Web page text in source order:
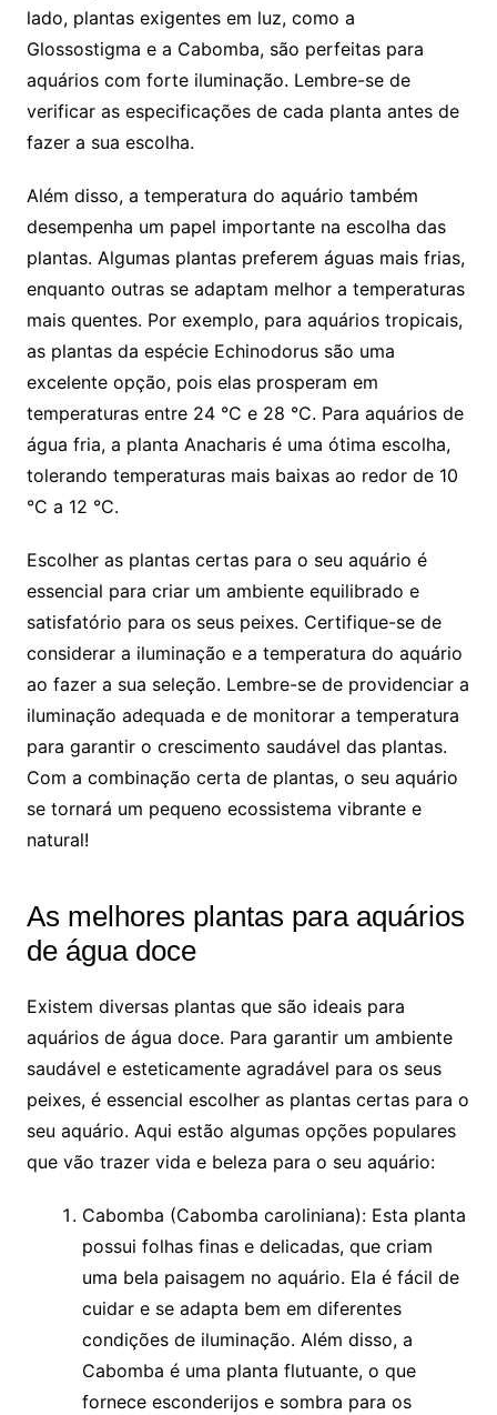
lado, plantas exigentes em luz, como a⁤
Glossostigma e a⁣ Cabomba, são perfeitas para
aquários com ​forte iluminação.⁢ Lembre-se de
verificar as‍ especificações de cada planta antes de
fazer a sua escolha.
Além disso, a temperatura do aquário também
desempenha um ​papel importante na escolha​ das
plantas. Algumas ​plantas⁤ preferem águas mais frias,
enquanto outras ⁣se adaptam melhor a temperaturas
mais quentes. Por exemplo, para aquários tropicais, ​
as plantas ⁣da espécie Echinodorus são uma
excelente ‍opção, pois​ elas prosperam em
temperaturas entre 24 °C⁤ e 28 °C. Para aquários‍ de
água fria, a planta Anacharis é uma ótima escolha,
tolerando temperaturas mais baixas ao ⁢redor de 10
°C a 12 °C.
Escolher as plantas certas para o seu aquário é
essencial ⁣para criar ‍um‌ ambiente equilibrado e
satisfatório para ​os seus peixes. Certifique-se⁣ de
considerar a iluminação e a ‌temperatura do aquário
ao fazer a sua seleção. Lembre-se de providenciar a
iluminação adequada e‌ de monitorar a⁤ temperatura
para garantir‍ o crescimento saudável das plantas.
Com a combinação ‍certa de plantas, o seu aquário
se tornará um pequeno‌ ecossistema vibrante e
natural!
As melhores plantas para aquários
de⁢ água doce
Existem diversas plantas que são ideais para
⁢aquários ​de água doce.​ Para garantir ​um ambiente
saudável e esteticamente agradável para os⁢ seus‌
peixes,⁤ é ‍essencial ​escolher as plantas certas⁢ para o
seu aquário. Aqui estão⁢ algumas opções populares
que vão trazer vida e beleza para o​ seu aquário:
Cabomba ‍(Cabomba caroliniana): Esta planta
possui folhas finas e delicadas, que criam
uma bela paisagem no aquário. Ela é fácil de
cuidar e se adapta bem em diferentes
condições de ⁢iluminação. ⁤Além ‍disso, a
Cabomba é uma planta⁢ flutuante, o que
fornece esconderijos​ e sombra para os⁢